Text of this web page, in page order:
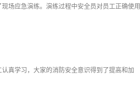
场应急演练。演练过程中安全员对员工正确使用
真学习，大家的消防安全意识得到了提高和加